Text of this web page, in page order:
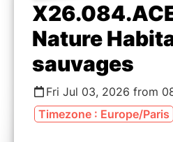
Nature
sauvages
Fri Jul 03, 2026 from
Timezone : Europe/Paris